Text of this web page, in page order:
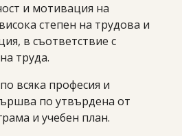
и мотивация на
степен на трудова и
в съответствие с
труда.
всяка професия и
по утвърдена от
и учебен план.